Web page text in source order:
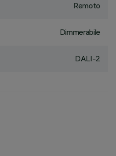
Remoto
Dimmerabile
DALI-2